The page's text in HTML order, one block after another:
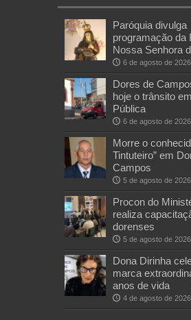
Paróquia divulga
programação da
Nossa Senhora
6 de agosto de 2026
Dores de
hoje o trânsito
Pública
6 de agosto de 2026
Morre o
Tintuteiro” em
Campos
5 de agosto de 2026
Procon do
realiza
dorenses
5 de agosto de 2026
Dona Dirinha
marca
anos de vida
4 de agosto de 2026